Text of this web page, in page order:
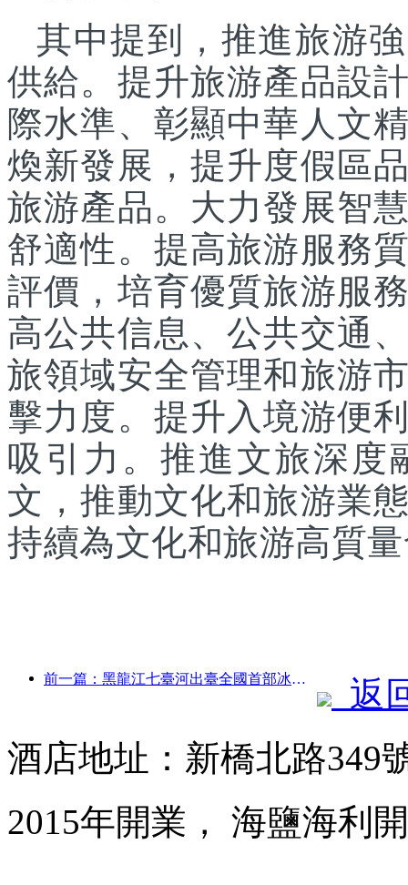
其中提到，推進旅游
供給。提升旅游產品設
際水準、彰顯中華人文
煥新發展，提升度假區
旅游產品。大力發展智
舒適性。提高旅游服務
評價，培育優質旅游服
高公共信息、公共交通
旅領域安全管理和旅游
擊力度。提升入境游便
吸引力。推進文旅深度
文，推動文化和旅游業
持續為文化和旅游高質
前一篇：黑龍江七臺河出臺全國首部冰雪產業法規，鼓勵“AI+冰雪”
返
酒店地址：新橋北路349
2015年開業， 海鹽海